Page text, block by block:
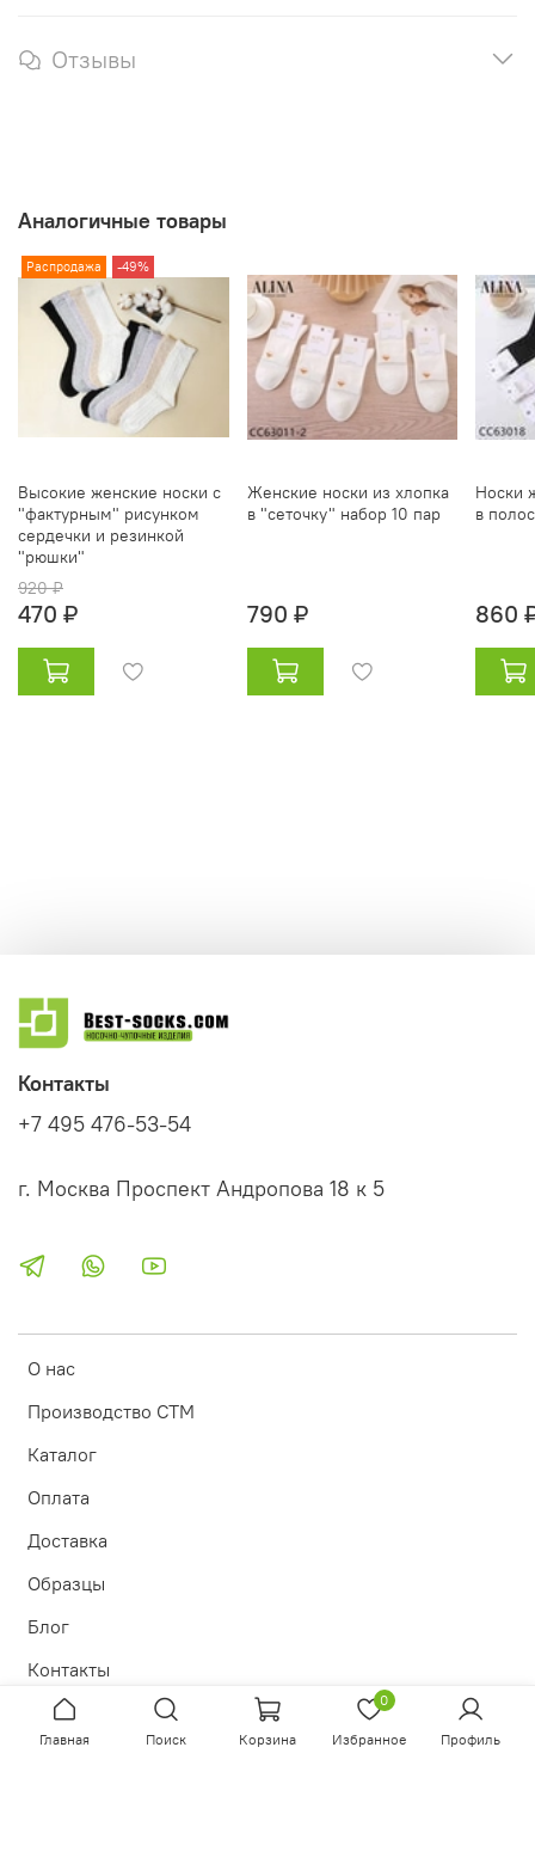
Отзывы
Аналогичные товары
Распродажа -49%
Высокие женские носки с
"фактурным" рисунком
сердечки и резинкой
"рюшки"
920 ₽
470 ₽
Женские носки из хлопка
в "сеточку" набор 10 пар
790 ₽
Носки
в
860
О нас
Производство СТМ
Каталог
Оплата
Доставка
Образцы
Блог
Контакты
Контакты
+7 495 476-53-54
г. Москва Проспект Андропова 18 к 5
Главная Поиск Корзина
0
Избранное Профиль